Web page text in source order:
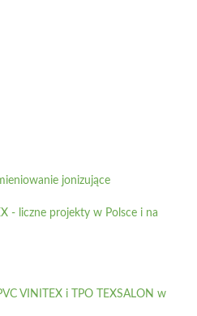
jonizujące
- liczne projekty w Polsce i na
VINITEX i TPO TEXSALON w